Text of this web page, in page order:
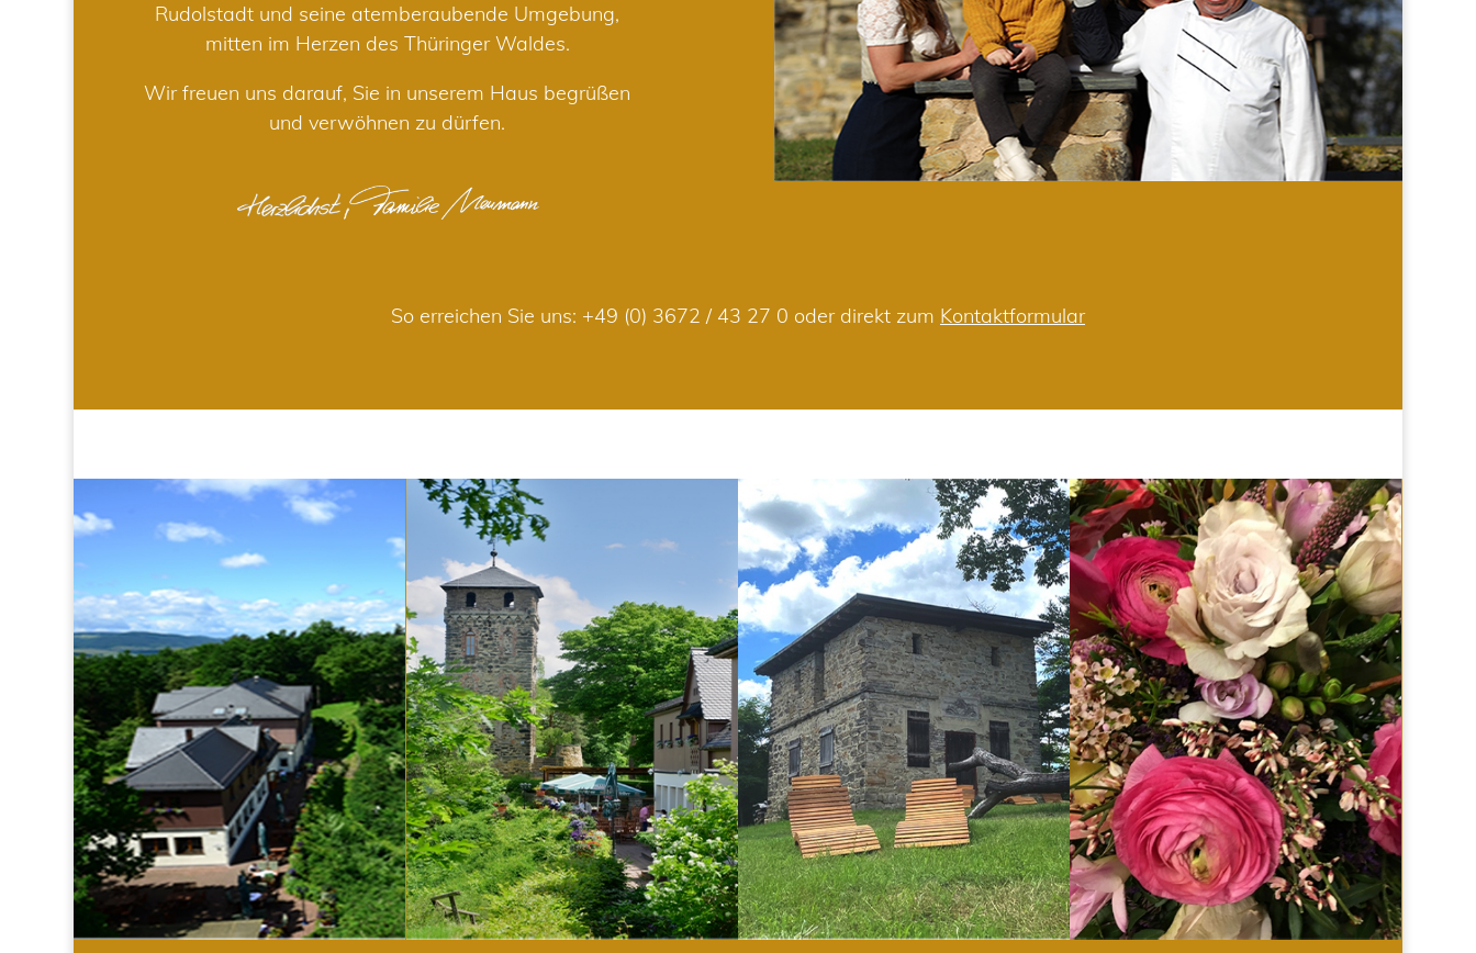
Rudolstadt und seine atemberaubende Umgebung,
mitten im Herzen des Thüringer Waldes.
Wir freuen uns darauf, Sie in unserem Haus begrüßen
und verwöhnen zu dürfen.
So erreichen Sie uns: +49 (0) 3672 / 43 27 0 oder direkt zum Kontaktformular
HOTEL RESTAURANT WELLNESS HOCHZEIT